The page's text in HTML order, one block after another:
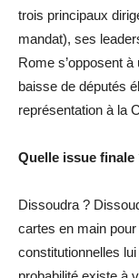
trois principaux
mandat), ses
Rome s’opposent
baisse de députés
représentation à la
Quelle issue finale
Dissoudra ?
cartes en main
constitutionnelles lui